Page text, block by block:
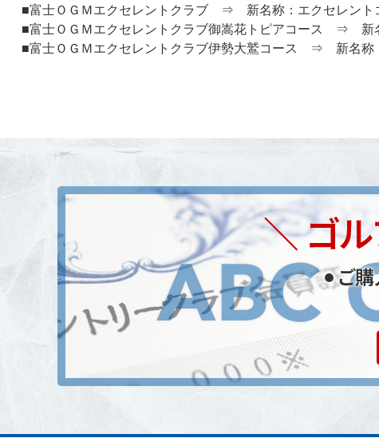
■富士ＯＧＭエクセレントクラブ ⇒ 新名称：エクセレント
■富士ＯＧＭエクセレントクラブ御嵩花トピアコース ⇒ 新
■富士ＯＧＭエクセレントクラブ伊勢大鷲コース ⇒ 新名称